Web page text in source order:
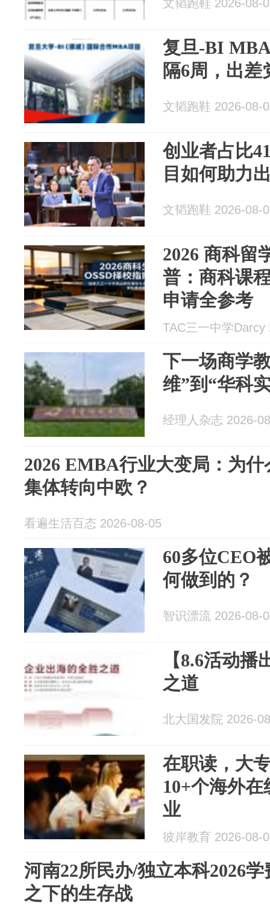
文韬跑鞋 2026-08-
复旦-BI
隔6周，出差
文韬跑鞋 2026-08-
创业者占比
目如何助力
文韬跑鞋 2026-08-
2026 商科留
普：商科课
申请全参考
TAC三一中学Darcy
下一场商学
维”到“华科
经理人杂志 2026-
2026 EMBA行业大变局：为
集体转向中欧？
看遍生活百态 2026-08-05
60多位CEO
何做到的？
智识漂流 2026-08-
【8.6活动
之道
北大国发院 2026-
在职读，大
10+个海外
业
彼岸教育 2026-08-
河南22所民办/独立本科2026
之下的生存战